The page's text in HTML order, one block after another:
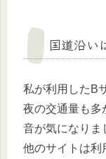
国道沿い
私が利用したB
夜の交通量も多
音が気になりま
他のサイトは利